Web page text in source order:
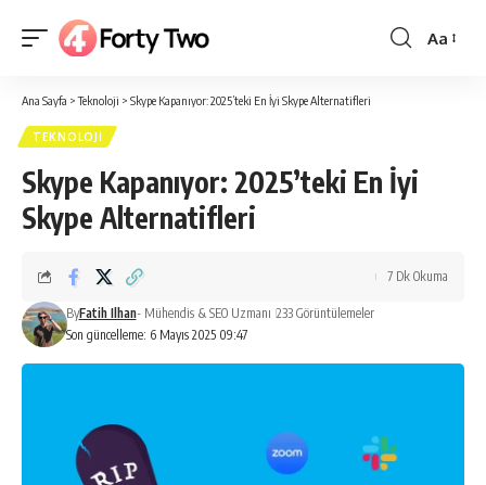
Yazı
Aa
Ana Sayfa >Teknoloji > Skype Kapanıyor: 2025’teki En İyi Skype Alternatifleri
TEKNOLOJI
Skype Kapanıyor: 2025’teki En İyi
Skype Alternatifleri
Son güncelleme: 6 Mayıs 2025 09:47
ByFatih Ilhan- Mühendis & SEO Uzmanı 233 Görüntülemeler
7 Dk Okuma